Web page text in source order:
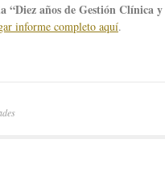
“Diez años de Gestión Clínica
informe completo aquí.